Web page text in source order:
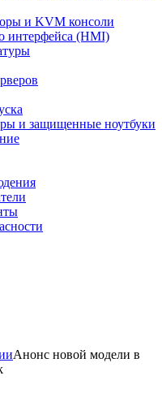
и KVM консоли
интерфейса (HMI)
и защищенные ноутбуки
Анонс новой модели в